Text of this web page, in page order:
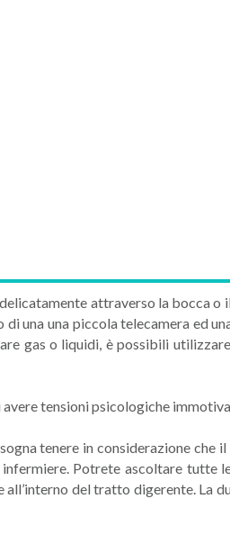
attraverso la bocca o
una una piccola telecamera ed
gas o liquidi, è possibili
tensioni psicologiche
tenere in considerazione che
Potrete ascoltare tutte
del tratto digerente. La